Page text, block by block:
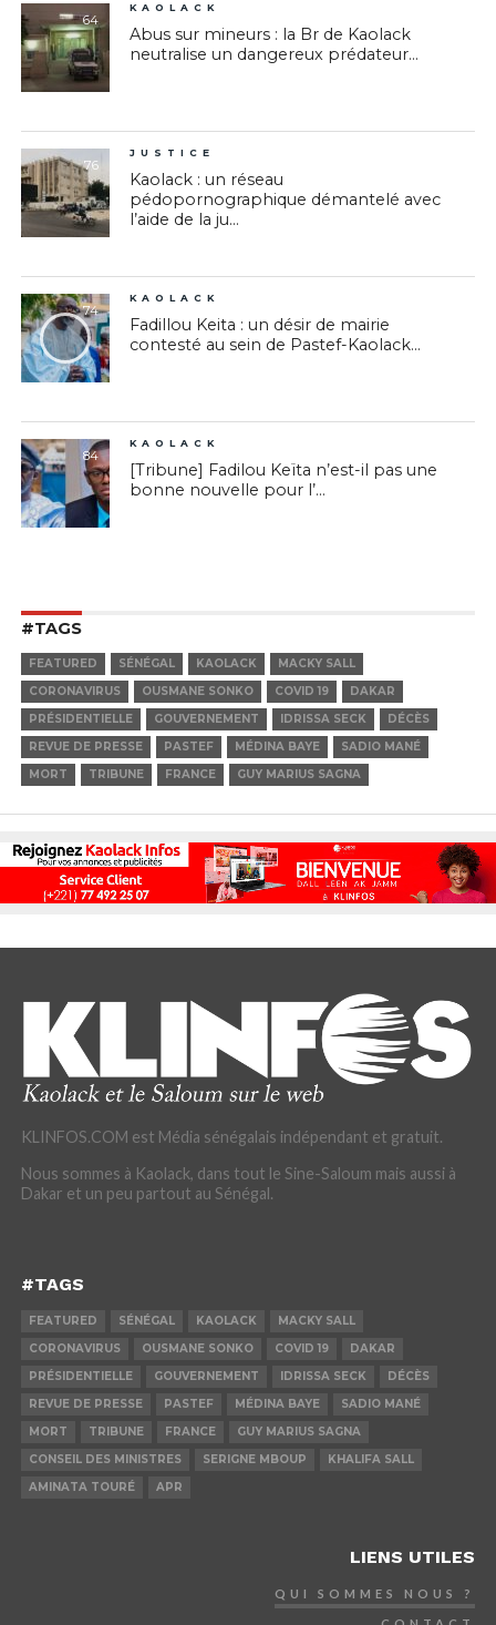
64
KAOLACK
Abus sur mineurs : la Br de Kaolack
neutralise un dangereux prédateur...
76
JUSTICE
Kaolack : un réseau
pédopornographique démantelé avec
l’aide de la ju...
74
KAOLACK
Fadillou Keita : un désir de mairie
contesté au sein de Pastef-Kaolack...
84
KAOLACK
[Tribune] Fadilou Keïta n’est-il pas une
bonne nouvelle pour l’...
#TAGS
FEATURED SÉNÉGAL KAOLACK
MACKY SALL
CORONAVIRUS
OUSMANE SONKO COVID 19
DAKAR
PRÉSIDENTIELLE
GOUVERNEMENT IDRISSA SECK
DÉCÈS
REVUE DE PRESSE
PASTEF MÉDINA BAYE
SADIO MANÉ
MORT
TRIBUNE FRANCE GUY MARIUS SAGNA
KLINFOS.COM est Média sénégalais indépendant et gratuit.
Nous sommes à Kaolack, dans tout le Sine-Saloum mais aussi à
Dakar et un peu partout au Sénégal.
#TAGS
FEATURED SÉNÉGAL KAOLACK
MACKY SALL
CORONAVIRUS
OUSMANE SONKO COVID 19
DAKAR
PRÉSIDENTIELLE
GOUVERNEMENT IDRISSA SECK
DÉCÈS
REVUE DE PRESSE
PASTEF MÉDINA BAYE
SADIO MANÉ
MORT
TRIBUNE FRANCE
GUY MARIUS SAGNA
CONSEIL DES MINISTRES
SERIGNE MBOUP
KHALIFA SALL
AMINATA TOURÉ
APR
LIENS UTILES
QUI SOMMES NOUS ?